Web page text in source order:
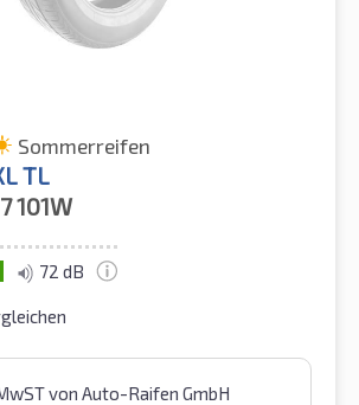
Sommerreifen
TL
101W
72 dB
von Auto-Raifen GmbH